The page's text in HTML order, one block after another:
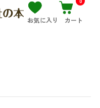
お気に入り カート